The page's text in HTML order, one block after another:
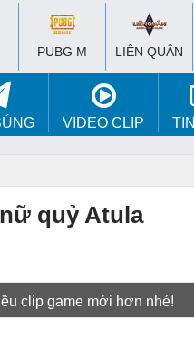
PUBG M LIÊN QUÂN
VIDEO CLIP
quỷ Atula
clip game mới hơn nhé!